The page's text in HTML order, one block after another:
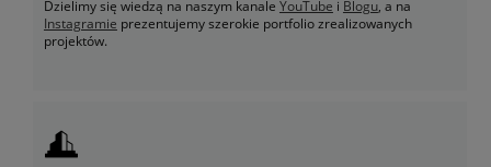
Dzielimy się wiedzą na naszym kanale YouTube i Blogu, a na
Instagramie prezentujemy szerokie portfolio zrealizowanych
projektów.